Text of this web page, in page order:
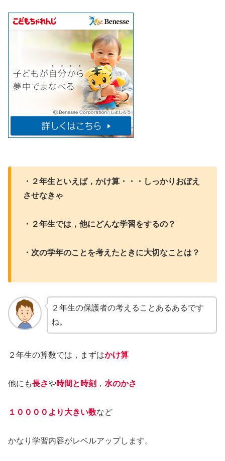
・２年生といえば，かけ算・・・しっかりおぼえ
させなきゃ
・２年生では，他にどんな学習をするの？
・次の学年のことを考えたときに大切なことは？
２年生の保護者の考えることあるあるです
ね。
２年生の算数では，まずはかけ算
他にも長さや時間と時刻 ， 水のかさ
１００００より大きい数など
かなり学習内容がレベルアップします。